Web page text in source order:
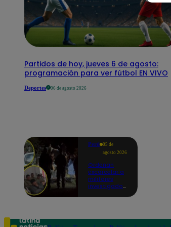
Partidos de hoy, jueves 6 de agosto:
programación para ver fútbol EN VIVO
Deportes 06 de agosto 2026
Perú
05 de
agosto 2026
Ordenan
excarcelar a
militares
investigados
Colcabamba